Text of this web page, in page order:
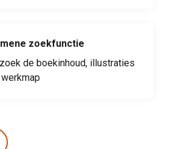
zoekfunctie
de boekinhoud, illustraties